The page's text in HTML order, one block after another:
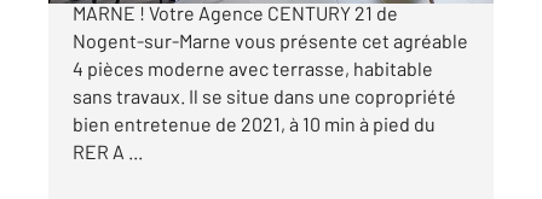
MARNE ! Votre Agence CENTURY 21 de
Nogent-sur-Marne vous présente cet agréable
4 pièces moderne avec terrasse, habitable
sans travaux. Il se situe dans une copropriété
bien entretenue de 2021, à 10 min à pied du
RER A ...